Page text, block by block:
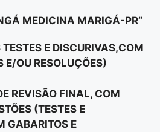
MEDICINA MARIGÁ-PR”
E DISCURIVAS,COM
E/OU RESOLUÇÕES)
REVISÃO FINAL, COM
(TESTES E
GABARITOS E